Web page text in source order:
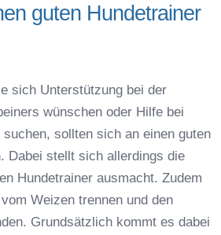
guten Hundetrainer
sich Unterstützung bei der
wünschen oder Hilfe bei
sollten sich an einen guten
Dabei stellt sich allerdings die
Hundetrainer ausmacht. Zudem
Weizen trennen und den
Grundsätzlich kommt es dabei